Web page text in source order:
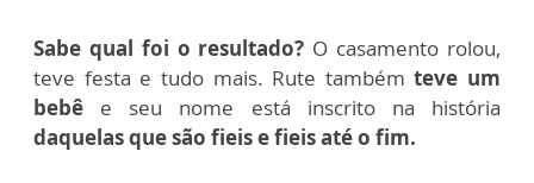
Sabe qual foi o resultado? O casamento rolou,
teve festa e tudo mais. Rute tambémteve um
bebê e seu nome está inscrito na história
daquelas que são fieis e fieis até o fim.